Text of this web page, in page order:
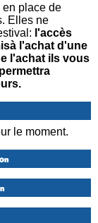
en place de
Elles ne
l'accès
l'achat d'une
l'achat ils vous
le moment.